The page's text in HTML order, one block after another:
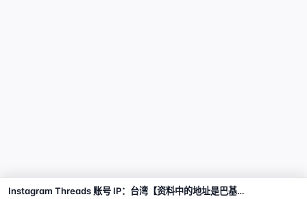
Instagram Threads 账号 IP：台湾【资料中的地址是巴基斯坦】,2FA,已添加头像,短信验证,真实设备注册